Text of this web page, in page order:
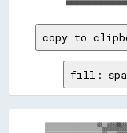
copy to
fill: